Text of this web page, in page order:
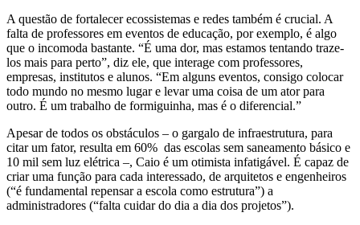
A questão de fortalecer ecossistemas e redes também é crucial. A
falta de professores em eventos de educação, por exemplo, é algo
que o incomoda bastante. “É uma dor, mas estamos tentando traze-
los mais para perto”, diz ele, que interage com professores,
empresas, institutos e alunos. “Em alguns eventos, consigo colocar
todo mundo no mesmo lugar e levar uma coisa de um ator para
outro. É um trabalho de formiguinha, mas é o diferencial.”
Apesar de todos os obstáculos – o gargalo de infraestrutura, para
citar um fator, resulta em 60% das escolas sem saneamento básico e
10 mil sem luz elétrica –, Caio é um otimista infatigável. É capaz de
criar uma função para cada interessado, de arquitetos e engenheiros
(“é fundamental repensar a escola como estrutura”) a
administradores (“falta cuidar do dia a dia dos projetos”).